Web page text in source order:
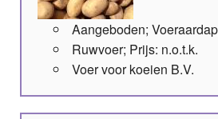
Aangeboden;
Ruwvoer; Prijs: n.o.t.k.
Voer voor koeien B.V.